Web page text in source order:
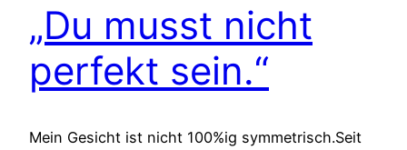
„Du musst nicht
perfekt sein.“
Mein Gesicht ist nicht 100%ig symmetrisch.Seit